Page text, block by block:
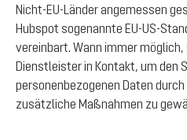
Nicht-EU-Länder angemessen
Hubspot sogenannte EU-US-
vereinbart. Wann immer
Dienstleister in Kontakt, um den
personenbezogenen Daten
zusätzliche Maßnahmen zu